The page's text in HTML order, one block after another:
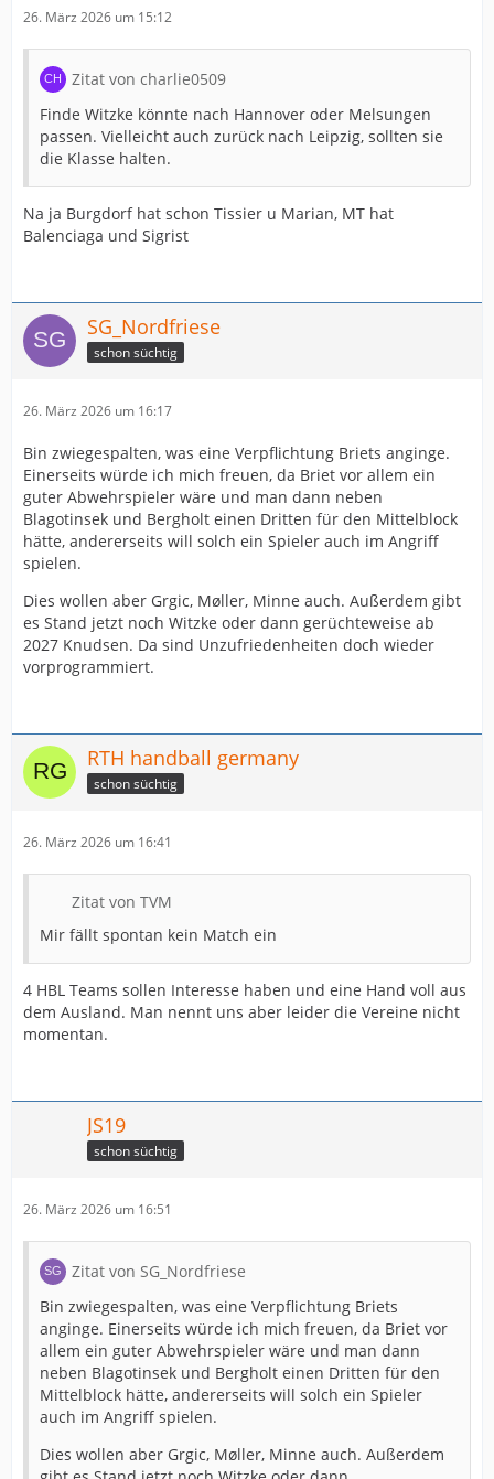
26. März 2026 um 15:12
Zitat von charlie0509
Finde Witzke könnte nach Hannover oder Melsungen
passen. Vielleicht auch zurück nach Leipzig, sollten sie
die Klasse halten.
Na ja Burgdorf hat schon Tissier u Marian, MT hat
Balenciaga und Sigrist
SG_Nordfriese
schon süchtig
26. März 2026 um 16:17
Bin zwiegespalten, was eine Verpflichtung Briets anginge.
Einerseits würde ich mich freuen, da Briet vor allem ein
guter Abwehrspieler wäre und man dann neben
Blagotinsek und Bergholt einen Dritten für den Mittelblock
hätte, andererseits will solch ein Spieler auch im Angriff
spielen.
Dies wollen aber Grgic, Møller, Minne auch. Außerdem gibt
es Stand jetzt noch Witzke oder dann gerüchteweise ab
2027 Knudsen. Da sind Unzufriedenheiten doch wieder
vorprogrammiert.
RTH handball germany
schon süchtig
26. März 2026 um 16:41
Zitat von TVM
Mir fällt spontan kein Match ein
4 HBL Teams sollen Interesse haben und eine Hand voll aus
dem Ausland. Man nennt uns aber leider die Vereine nicht
momentan.
JS19
schon süchtig
26. März 2026 um 16:51
Zitat von SG_Nordfriese
Bin zwiegespalten, was eine Verpflichtung Briets
anginge. Einerseits würde ich mich freuen, da Briet vor
allem ein guter Abwehrspieler wäre und man dann
neben Blagotinsek und Bergholt einen Dritten für den
Mittelblock hätte, andererseits will solch ein Spieler
auch im Angriff spielen.
Dies wollen aber Grgic, Møller, Minne auch. Außerdem